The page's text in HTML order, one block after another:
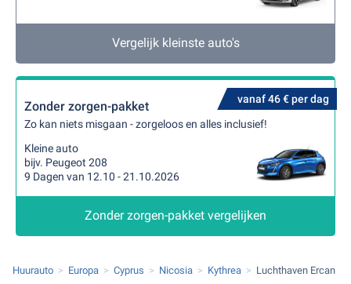
Vergelijk kleinste auto's
vanaf 46 € per dag
Zonder zorgen-pakket
Zo kan niets misgaan - zorgeloos en alles inclusief!
Kleine auto
bijv. Peugeot 208
9 Dagen van 12.10 - 21.10.2026
Zonder zorgen-pakket vergelijken
Huurauto Europa Cyprus Nicosia Kythrea Luchthaven Ercan